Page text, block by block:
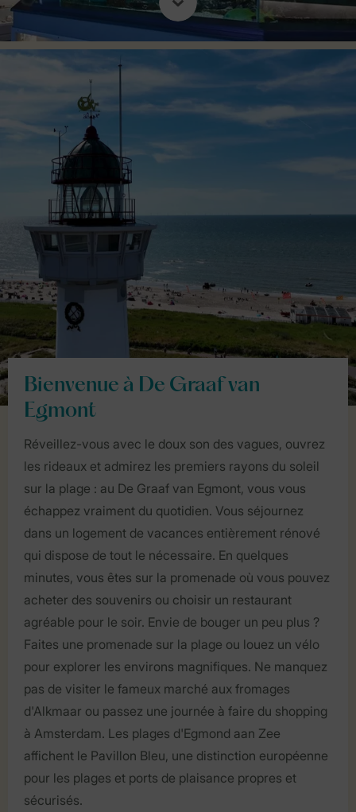
Bienvenue à De Graaf van
Egmont
Réveillez-vous avec le doux son des vagues, ouvrez
les rideaux et admirez les premiers rayons du soleil
sur la plage : au De Graaf van Egmont, vous vous
échappez vraiment du quotidien. Vous séjournez
dans un logement de vacances entièrement rénové
qui dispose de tout le nécessaire. En quelques
minutes, vous êtes sur la promenade où vous pouvez
acheter des souvenirs ou choisir un restaurant
agréable pour le soir. Envie de bouger un peu plus ?
Faites une promenade sur la plage ou louez un vélo
pour explorer les environs magnifiques. Ne manquez
pas de visiter le fameux marché aux fromages
d'Alkmaar ou passez une journée à faire du shopping
à Amsterdam. Les plages d'Egmond aan Zee
affichent le Pavillon Bleu, une distinction européenne
pour les plages et ports de plaisance propres et
sécurisés.